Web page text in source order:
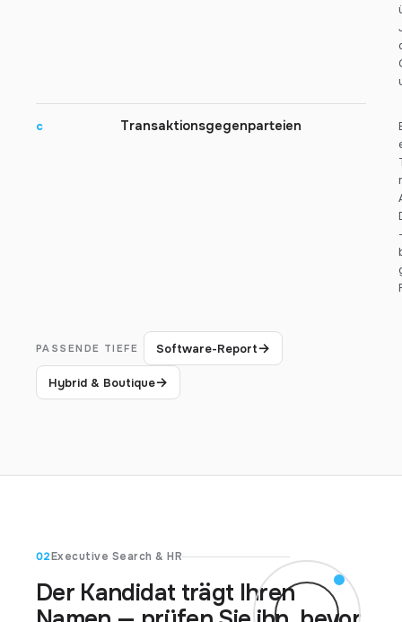
c Transaktionsgegenparteien
PASSENDE TIEFE Software-Report→
Hybrid & Boutique→
02Executive Search & HR
Der Kandidat trägt Ihren